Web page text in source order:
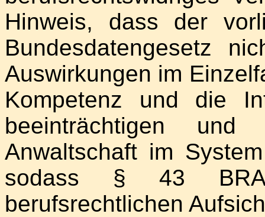
Hinweis, dass der
Bundesdatengesetz
Auswirkungen im
Kompetenz und die
beeinträchtigen
Anwaltschaft im
sodass § 43
berufsrechtlichen